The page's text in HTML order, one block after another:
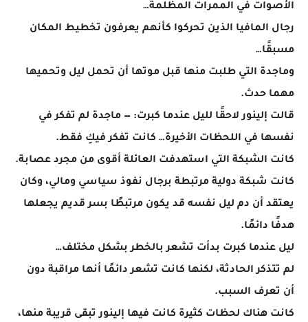
الأصوات في الممرات المظلمة…
رجال المافيا الذين تحركوا كأنهم يعرفون تخطيط المكان
مسبقًا…
وماجدة التي طلبت منها قبل موتها أن تحمل ليل وتحميها
مهما حدث.
قالت إلينور لاحقًا لليل عندما كبرت: — ماجدة لم تفكر في
نفسها في اللحظات الأخيرة… كانت تفكر فيكِ فقط.
كانت الشبكة التي استهدفت العائلة أقوى من مجرد عصابة.
كانت شبكة دولية مرتبطة برجال نفوذ سياسي ومالي، وكان
يعتقد أن دم ليل نفسه قد يكون مرتبطًا بسر قديم يجعلها
هدفًا دائمًا.
ليل عندما كبرت بدأت تشعر بالخطر بشكل مختلف…
لم تتذكر الحادثة، لكنها كانت تشعر دائمًا أنها مراقبة دون
أن تعرف السبب.
كانت هناك لحظات كثيرة كانت فيها إلينور تبقى قريبة منها،